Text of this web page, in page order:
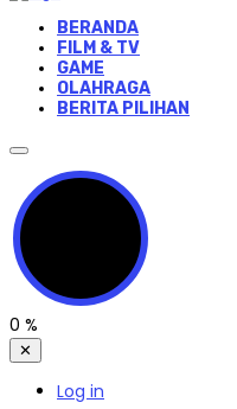
BERANDA
FILM & TV
GAME
OLAHRAGA
BERITA PILIHAN
0 %
✕
Log in